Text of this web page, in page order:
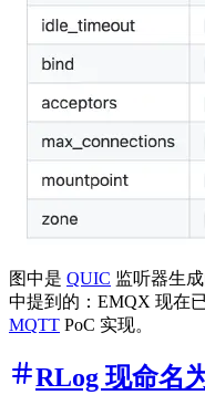
图中是 QUIC 监听器生
中提到的：EMQX 现在
MQTT PoC 实现。
RLog 现命名